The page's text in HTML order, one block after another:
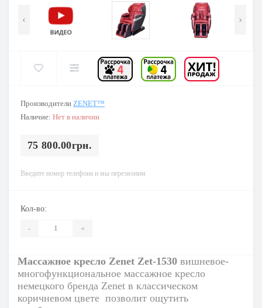
‹ ›
Производители ZENET™
Наличие: Нет в наличии
75 800.00грн.
Введите номер телефона и мы перезвоним
Кол-во:
- +
Массажное кресло Zenet Zet-1530 вишневое-
многофункциональное массажное кресло
немецкого бренда Zenet в классическом
коричневом цвете позволит ощутить